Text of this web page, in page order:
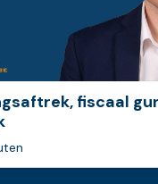
fiscaal